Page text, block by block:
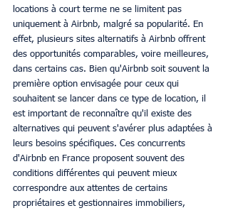
locations à court terme ne se limitent pas
uniquement à Airbnb, malgré sa popularité. En
effet, plusieurs sites alternatifs à Airbnb offrent
des opportunités comparables, voire meilleures,
dans certains cas. Bien qu'Airbnb soit souvent la
première option envisagée pour ceux qui
souhaitent se lancer dans ce type de location, il
est important de reconnaître qu'il existe des
alternatives qui peuvent s'avérer plus adaptées à
leurs besoins spécifiques. Ces concurrents
d'Airbnb en France proposent souvent des
conditions différentes qui peuvent mieux
correspondre aux attentes de certains
propriétaires et gestionnaires immobiliers,